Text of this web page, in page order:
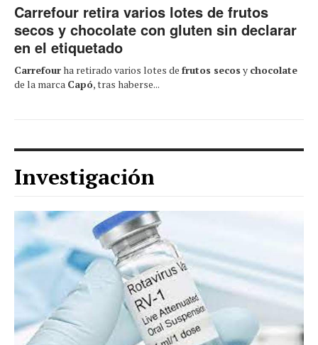
Carrefour retira varios lotes de frutos
secos y chocolate con gluten sin declarar
en el etiquetado
Carrefourha retirado varios lotes de frutos secos y chocolate
de la marca Capó, tras haberse...
Investigación